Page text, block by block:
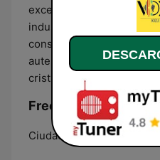
excelencia técnica,
industria de radio y
conservamos la calidez,
autenticidad que nos
cristiano.
Frecuencias Voxa
Ciudad del Carmen: